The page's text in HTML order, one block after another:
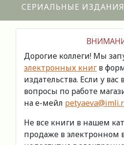
СЕРИАЛЬНЫЕ ИЗДАНИЯ
Дорогие коллеги! Мы
электронных книг в
издательства. Если у вас
вопросы по работе
на е-мейл
Не все книги в нашем
продаже в электронном